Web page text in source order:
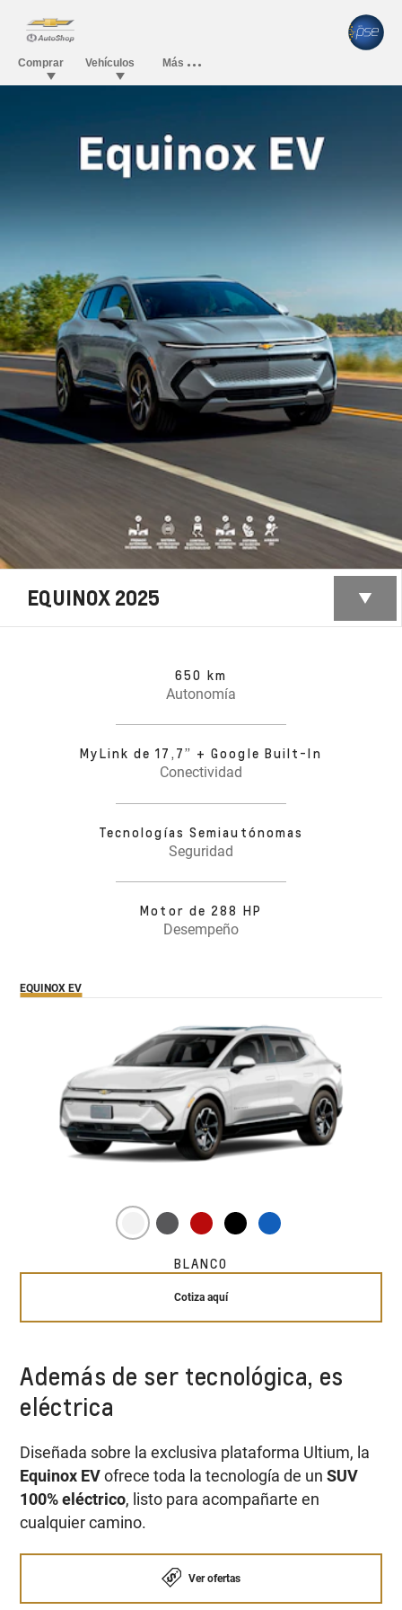
EQUINOX 2025
650 km
Autonomía
MyLink de 17,7” + Google Built-In
Conectividad
Tecnologías Semiautónomas
Seguridad
Motor de 288 HP
Desempeño
EQUINOX EV
BLANCO
Cotiza aquí
Además de ser tecnológica, es
eléctrica
Diseñada sobre la exclusiva plataforma Ultium, la
Equinox EVofrece toda la tecnología de unSUV
100% eléctrico, listo para acompañarte en
cualquier camino.
Ver ofertas